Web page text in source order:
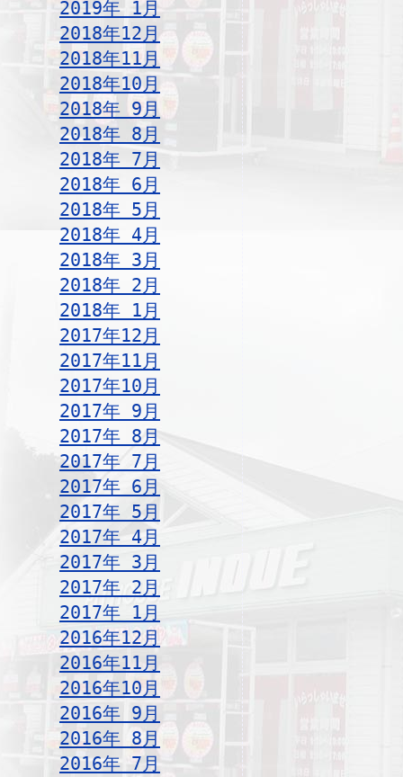
2019年 1月
2018年12月
2018年11月
2018年10月
2018年 9月
2018年 8月
2018年 7月
2018年 6月
2018年 5月
2018年 4月
2018年 3月
2018年 2月
2018年 1月
2017年12月
2017年11月
2017年10月
2017年 9月
2017年 8月
2017年 7月
2017年 6月
2017年 5月
2017年 4月
2017年 3月
2017年 2月
2017年 1月
2016年12月
2016年11月
2016年10月
2016年 9月
2016年 8月
2016年 7月